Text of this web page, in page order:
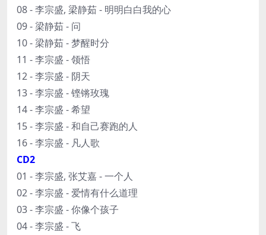
08 - 李宗盛, 梁静茹 - 明明白白我的心
09 - 梁静茹 - 问
10 - 梁静茹 - 梦醒时分
11 - 李宗盛 - 领悟
12 - 李宗盛 - 阴天
13 - 李宗盛 - 铿锵玫瑰
14 - 李宗盛 - 希望
15 - 李宗盛 - 和自己赛跑的人
16 - 李宗盛 - 凡人歌
CD2
01 - 李宗盛, 张艾嘉 - 一个人
02 - 李宗盛 - 爱情有什么道理
03 - 李宗盛 - 你像个孩子
04 - 李宗盛 - 飞